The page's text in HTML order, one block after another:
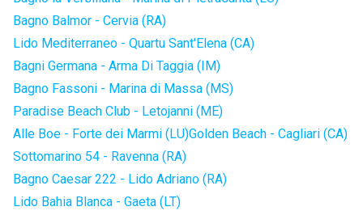
Bagno Balmor - Cervia (RA)
Lido Mediterraneo - Quartu Sant'Elena (CA)
Bagni Germana - Arma Di Taggia (IM)
Bagno Fassoni - Marina di Massa (MS)
Paradise Beach Club - Letojanni (ME)
Alle Boe - Forte dei Marmi (LU)Golden Beach - Cagliari (CA)
Sottomarino 54 - Ravenna (RA)
Bagno Caesar 222 - Lido Adriano (RA)
Lido Bahia Blanca - Gaeta (LT)